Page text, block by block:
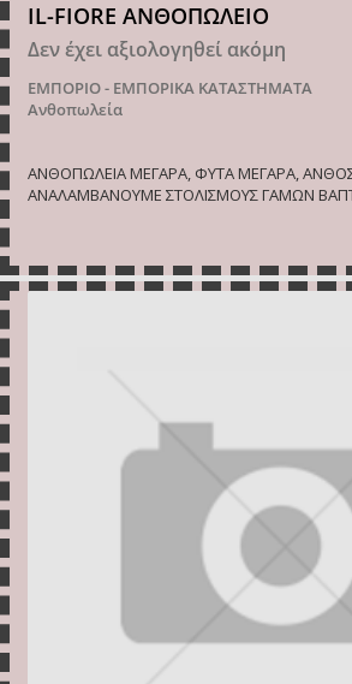
IL-FIORE ΑΝΘΟΠΩΛΕΙΟ
Δεν έχει αξιολογηθεί ακόμη
ΕΜΠΟΡΙΟ - ΕΜΠΟΡΙΚΑ ΚΑΤΑΣΤΗΜΑΤΑ
Ανθοπωλεία
ΑΝΘΟΠΩΛΕΙΑ ΜΕΓΑΡΑ, ΦΥΤΑ ΜΕΓΑΡΑ,
ΑΝΑΛΑΜΒΑΝΟΥΜΕ ΣΤΟΛΙΣΜΟΥΣ ΓΑΜΩΝ